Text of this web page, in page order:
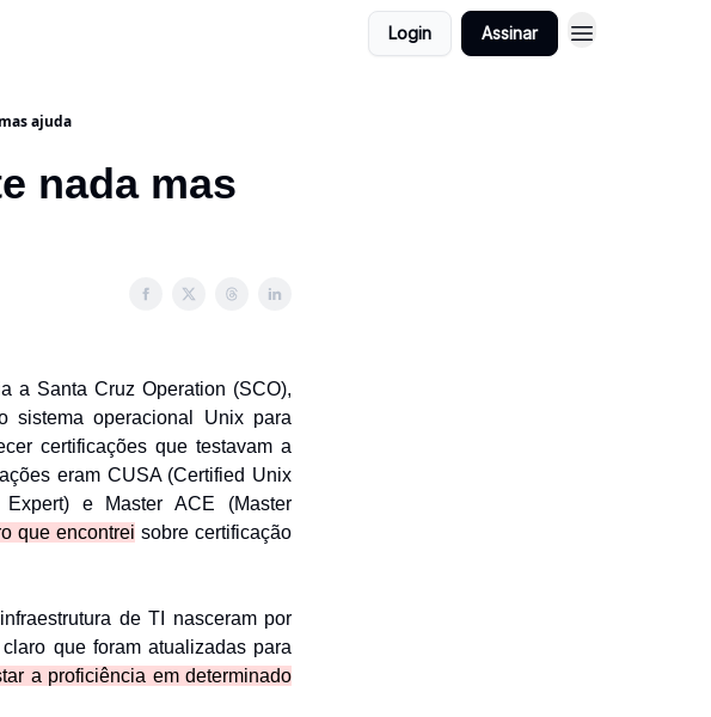
Login Assinar
ajuda
nada mas
a Santa Cruz Operation (SCO),
sistema operacional Unix para
certificações que testavam a
eram CUSA (Certified Unix
Expert) e Master ACE (Master
que encontrei sobre certificação
de TI nasceram por
que foram atualizadas para
a proficiência em determinado